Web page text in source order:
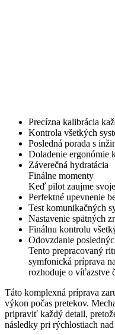
Precízna kalibrácia
Kontrola všetkých
Posledná porada s
Doladenie ergonómie
Záverečná hydratácia
Finálne momenty
Keď pilot zaujme
Perfektné upevnenie
Test komunikačných
Nastavenie spätných
Finálnu kontrolu
Odovzdanie
Tento prepracovaný
symfonická príprava
rozhoduje o víťazstve
Táto komplexná príprava
výkon počas pretekov.
pripraviť každý detail,
následky pri rýchlostiach